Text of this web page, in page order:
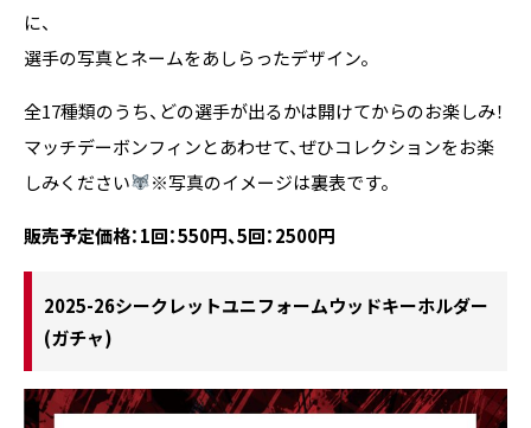
に、
選手の写真とネームをあしらったデザイン。
全17種類のうち、どの選手が出るかは開けてからのお楽しみ！
マッチデーボンフィンとあわせて、ぜひコレクションをお楽
しみください
※写真のイメージは裏表です。
販売予定価格：1回：550円、5回：2500円
2025-26シークレットユニフォームウッドキーホルダー
(ガチャ)